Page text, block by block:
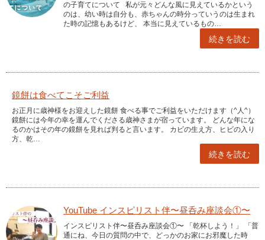
の子育てについて 私が元々どんな風に見えているかという
のは、幼い時は自分も、赤ちゃんの時分っていうのは生まれ
た時の記憶もあるけど、 本当に見えているもの…
続きを読む
鏡餅は食べてこそご利益
お正月に歳神様をお迎えした鏡餅 食べる事でご利益をいただけます（^人^）
鏡餅には今年の幸を運んでくださる歳神さまが宿っています。 どんな年にな
るのかはその年の鏡餅を見れば判ると言います。 カビの生え方、ヒビの入り
方、乾…
続きを読む
YouTube インスピリスト伴〜昼呑み座談会①〜
インスピリスト伴〜昼呑み座談会①〜 「乾杯しよう！」 「普
通にね、今日の質問の中で、どっかのお家にお邪魔した時